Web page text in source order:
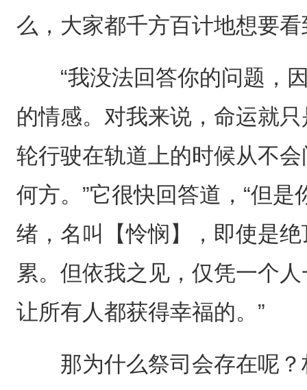
么，大家都千方百计地想要看
“我没法回答你的问题，因
的情感。对我来说，命运就
轮行驶在轨道上的时候从不
何方。”它很快回答道，“但
绪，名叫【怜悯】，即使是
累。但依我之见，仅凭一个
让所有人都获得幸福的。”
那为什么祭司会存在呢？